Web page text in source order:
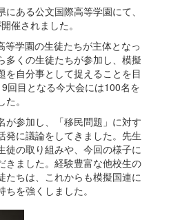
ある公文国際高等学園にて、
催されました。
学園の生徒たちが主体となっ
多くの生徒たちが参加し、模擬
を自分事として捉えることを目
回目となる今大会には100名を
。
参加し、「移民問題」に対す
発に議論をしてきました。先生
徒の取り組みや、今回の様子に
きました。経験豊富な他校生の
たちは、これからも模擬国連に
を強くしました。